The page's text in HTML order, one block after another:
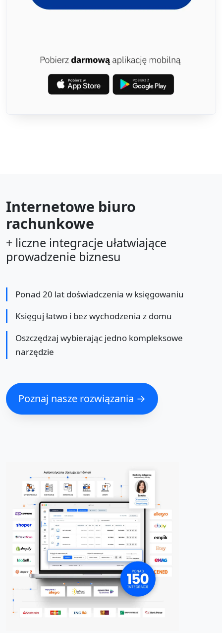
Internetowe biuro
rachunkowe
+ liczne integracje ułatwiające
prowadzenie biznesu
Ponad 20 lat doświadczenia w księgowaniu
Księguj łatwo i bez wychodzenia z domu
Oszczędzaj wybierając jedno kompleksowe
narzędzie
Poznaj nasze rozwiązania →